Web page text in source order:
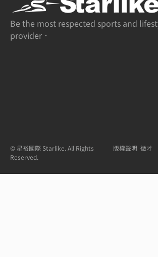
Be the most respected sports and
provider．
© 星裕國際 Starlike. All Rights
Reserved.
版權聲明 徵才